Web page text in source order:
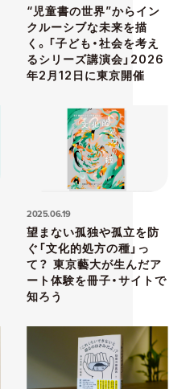
“児童書の世界”からイン
クルーシブな未来を描
く。「子ども・社会を考え
るシリーズ講演会」2026
年2月12日に東京開催
2025.06.19
望まない孤独や孤立を防
ぐ「文化的処方の種」っ
て？ 東京藝大が生んだア
ート体験を冊子・サイトで
知ろう